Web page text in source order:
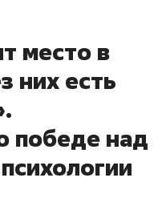
место в
них есть
победе над